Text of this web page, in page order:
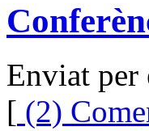
Enviat per
[ (2)